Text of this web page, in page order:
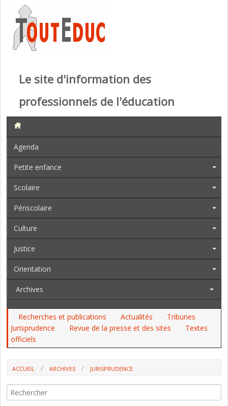
Le site d'information des
professionnels de l'éducation
Agenda
Petite enfance
Scolaire
Périscolaire
Culture
Justice
Orientation
Archives
Recherches et publications Actualités
Tribunes
Jurisprudence
Revue de la presse et des sites
Textes
officiels
ACCUEIL ARCHIVES
JURISPRUDENCE
ANALYSE D'A. LEGRAND POUR TOUTEDUC)